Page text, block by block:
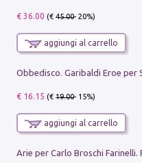
€ 36.00 (€45.00- 20%)
aggiungi al carrello
€ 16.15 (€19.00- 15%)
aggiungi al carrello